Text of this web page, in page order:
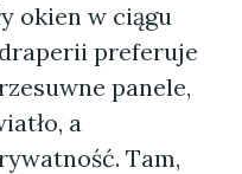
okien w ciągu
preferuje
panele,
a
Tam,